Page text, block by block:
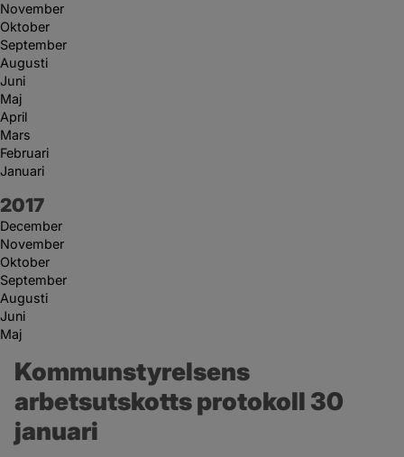
November
Oktober
September
Augusti
Juni
Maj
April
Mars
Februari
Januari
År:
2017
December
November
Oktober
September
Augusti
Juni
Maj
Kommunstyrelsens
arbetsutskotts protokoll 30
januari